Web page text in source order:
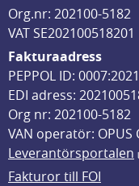
Org.nr: 202100-5182
VAT SE202100518201
Fakturaadress
PEPPOL ID:
EDI adress:
Org nr: 202100-5182
VAN operatör: OPUS
Leverantörsportalen
Fakturor till FOI